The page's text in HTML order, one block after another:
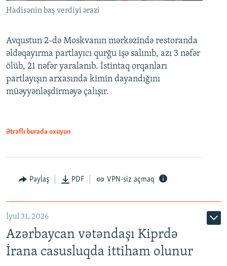
Hadisənin baş verdiyi ərazi
Avqustun 2-də Moskvanın mərkəzində restoranda
əldəqayırma partlayıcı qurğu işə salınıb, azı 3 nəfər
ölüb, 21 nəfər yaralanıb. İstintaq orqanları
partlayışın arxasında kimin dayandığını
müəyyənləşdirməyə çalışır.
Ətraflı burada oxuyun
Paylaş PDF VPN-siz açmaq
İyul 31, 2026
Azərbaycan vətəndaşı Kiprdə
İrana casusluqda ittiham olunur